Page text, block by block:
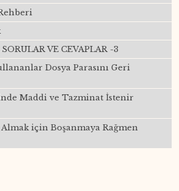
VE CEVAPLAR -3
Dosya Parasını Geri
Maddi ve Tazminat İstenir
Almak için Boşanmaya Rağmen